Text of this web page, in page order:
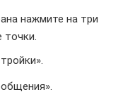
нажмите на три
точки.